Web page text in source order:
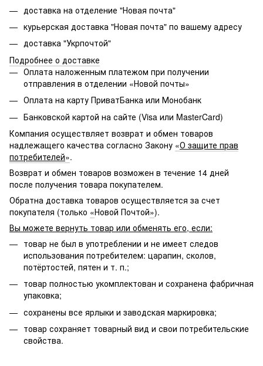
доставка на отделение "Новая почта"
курьерская доставка "Новая почта" по вашему адресу
доставка "Укрпочтой"
Подробнее о доставке
Оплата наложенным платежом при получении
отправления в отделении «Новой почты»
Оплата на карту ПриватБанка или Монобанк
Банковской картой на сайте (Visa или MasterCard)
Компания осуществляет возврат и обмен товаров
надлежащего качества согласно Закону «О защите прав
потребителей».
Возврат и обмен товаров возможен в течение 14 дней
после получения товара покупателем.
Обратна доставка товаров осуществляется за счет
покупателя (только «Новой Почтой»).
Вы можете вернуть товар или обменять его, если:
товар не был в употреблении и не имеет следов
использования потребителем: царапин, сколов,
потёртостей, пятен и т. п.;
товар полностью укомплектован и сохранена фабричная
упаковка;
сохранены все ярлыки и заводская маркировка;
товар сохраняет товарный вид и свои потребительские
свойства.